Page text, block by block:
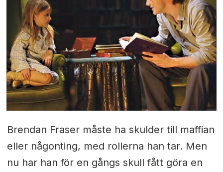
Brendan Fraser måste ha skulder till maffian
eller någonting, med rollerna han tar. Men
nu har han för en gångs skull fått göra en